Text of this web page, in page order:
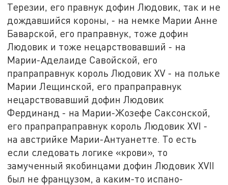
Терезии, его правнук дофин Людовик, так и не
дождавшийся короны, - на немке Марии Анне
Баварской, его праправнук, тоже дофин
Людовик и тоже нецарствовавший - на
Марии-Аделаиде Савойской, его
прапраправнук король Людовик XV - на польке
Марии Лещинской, его прапраправнук
нецарствовавший дофин Людовик
Фердинанд - на Марии-Жозефе Саксонской,
его прапрапраправнук король Людовик XVI -
на австрийке Марии-Антуанетте. То есть
если следовать логике «крови», то
замученный якобинцами дофин Людовик XVII
был не французом, а каким-то испано-